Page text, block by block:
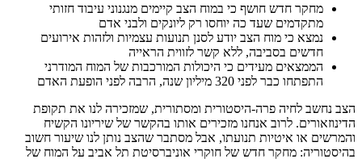
מחקר חדש חושף כי במוח הצב קיימים מנגנוני עיבוד חזותי
מתקדמים שעד כה יוחסו רק ליונקים ולבני אדם
נמצא כי מוח הצב יודע לסנן תנועות עצמיות ולזהות אירועים
חדשים בסביבה, ללא קשר לזווית הראייה
הממצאים מעידים כי היכולות המורכבות של המוח המודרני
התפתחו כבר לפני 320 מיליון שנה, הרבה לפני הופעת האדם
הצב נחשב לחיה פרה-היסטורית ומסתורית, שמזכירה לנו את תקופת
הדינוזאורים. לרוב אנחנו מזכירים אותו בהקשר של שיריונו הקשיח
והמרשים או איטיות תנועתו, אבל מסתבר שהצב נותן לנו שיעור חשוב
בהיסטוריה: מחקר חדש של חוקרי אוניברסיטת תל אביב על המוח של